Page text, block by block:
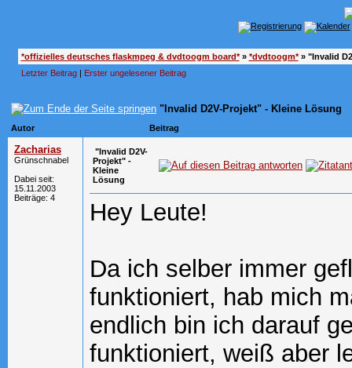
*offizielles deutsches flaskmpeg & dvdtoogm board*» *dvdtoogm*» "Invalid
Letzter Beitrag| Erster ungelesener Beitrag
"Invalid D2V-Projekt" - Kleine Lösung
Autor Beitrag
Zacharias
Grünschnabel
Dabei seit:
15.11.2003
Beiträge: 4
"Invalid D2V-
Projekt" -
Kleine
Lösung
Hey Leute!
Da ich selber immer
funktioniert, hab mich
endlich bin ich darauf
funktioniert, weiß aber